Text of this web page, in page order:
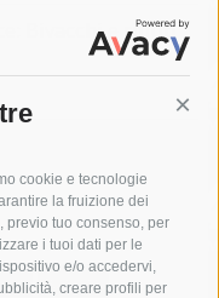
cookie e tecnologie
la fruizione dei
previo tuo consenso, per
i tuoi dati per le
e/o accedervi,
creare profili per
Bivacchi e rifiuti
arresto